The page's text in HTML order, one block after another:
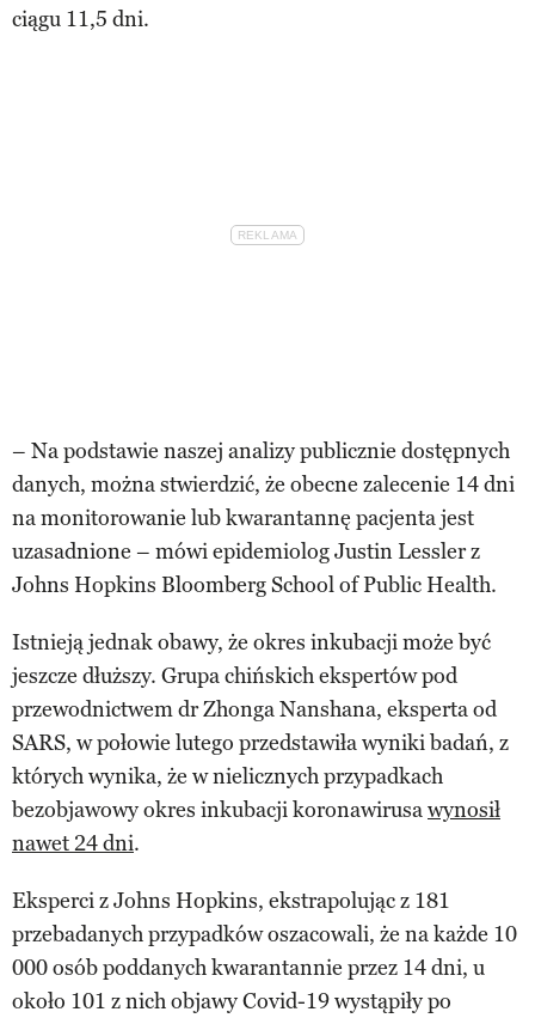
ciągu 11,5 dni.
– Na podstawie naszej analizy publicznie dostępnych
danych, można stwierdzić, że obecne zalecenie 14 dni
na monitorowanie lub kwarantannę pacjenta jest
uzasadnione – mówi epidemiolog Justin Lessler z
Johns Hopkins Bloomberg School of Public Health.
Istnieją jednak obawy, że okres inkubacji może być
jeszcze dłuższy. Grupa chińskich ekspertów pod
przewodnictwem dr Zhonga Nanshana, eksperta od
SARS, w połowie lutego przedstawiła wyniki badań, z
których wynika, że w nielicznych przypadkach
bezobjawowy okres inkubacji koronawirusawynosił
nawet 24 dni.
Eksperci z Johns Hopkins, ekstrapolując z 181
przebadanych przypadków oszacowali, że na każde 10
000 osób poddanych kwarantannie przez 14 dni, u
około 101 z nich objawy Covid-19 wystąpiły po